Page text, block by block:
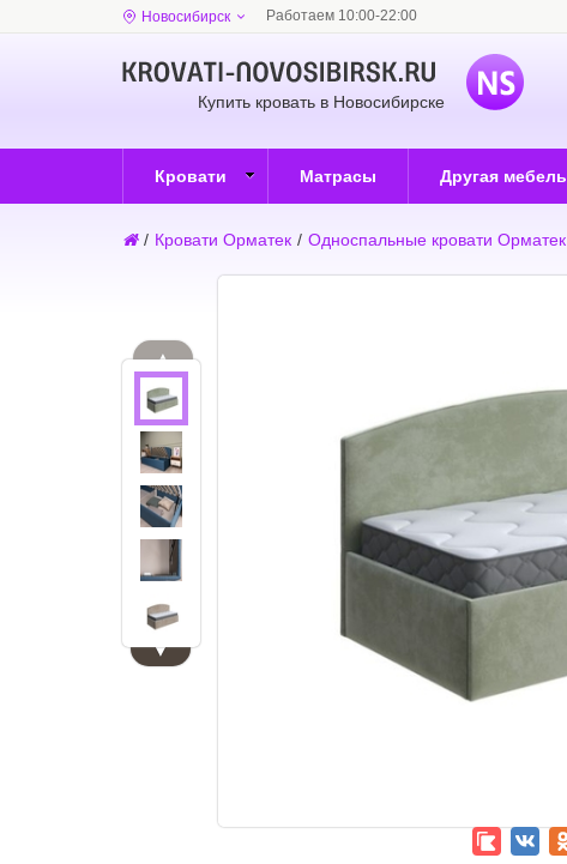
Новосибирск Работаем 10:00-22:00
Купить кровать в Новосибирске
Кровати Матрасы Другая мебель
/ Кровати Орматек / Односпальные кровати Орматек
▲
▼